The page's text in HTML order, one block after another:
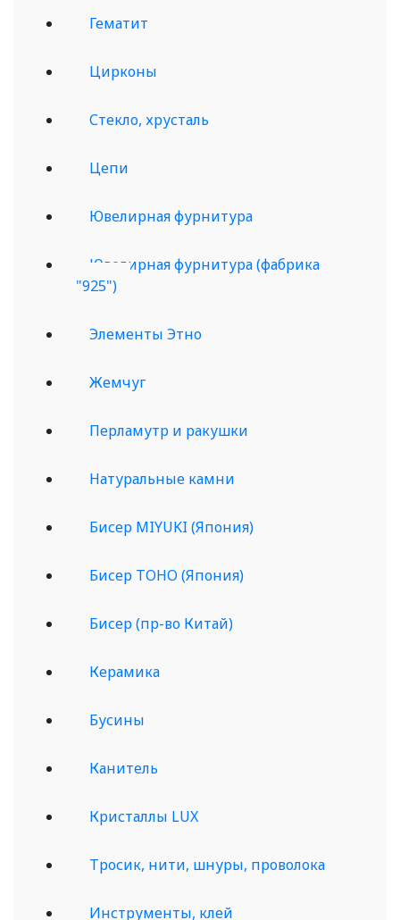
Гематит
Цирконы
Стекло, хрусталь
Цепи
Ювелирная фурнитура
Ювелирная фурнитура (фабрика
"925")
Элементы Этно
Жемчуг
Перламутр и ракушки
Натуральные камни
Бисер MIYUKI (Япония)
Бисер TOHO (Япония)
Бисер (пр-во Китай)
Керамика
Бусины
Канитель
Кристаллы LUX
Тросик, нити, шнуры, проволока
Инструменты, клей